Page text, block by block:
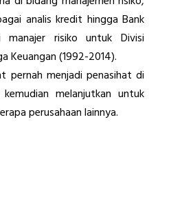
analis kredit hingga Bank
manajer risiko untuk Divisi
Keuangan (1992-2014).
pernah menjadi penasihat di
melanjutkan untuk
perusahaan lainnya.